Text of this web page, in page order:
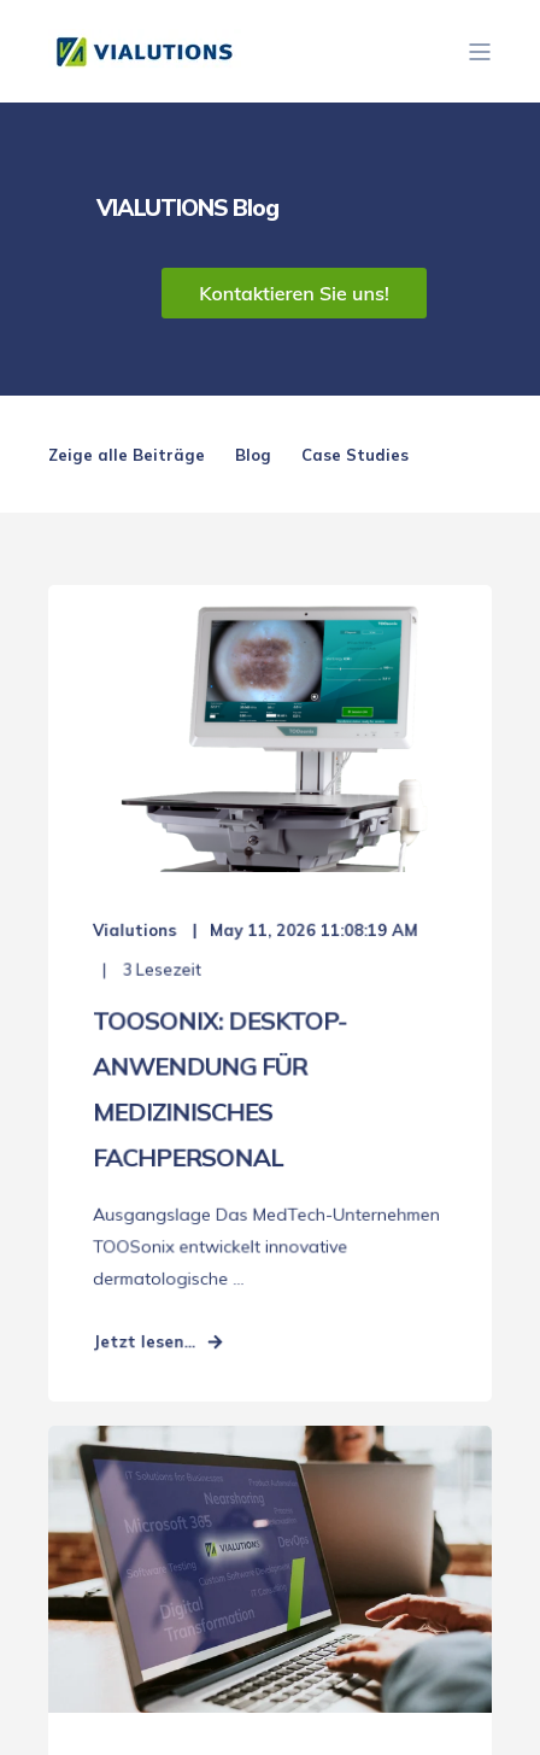
VIALUTIONS Blog
Zeige alle Beiträge Blog Case Studies
Vialutions May 11, 2026 11:08:19 AM
3 Lesezeit
TOOSONIX: DESKTOP-
ANWENDUNG FÜR
MEDIZINISCHES
FACHPERSONAL
Ausgangslage Das MedTech-Unternehmen
TOOSonix entwickelt innovative
dermatologische ...
Jetzt lesen...